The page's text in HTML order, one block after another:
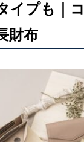
イプも｜
財布